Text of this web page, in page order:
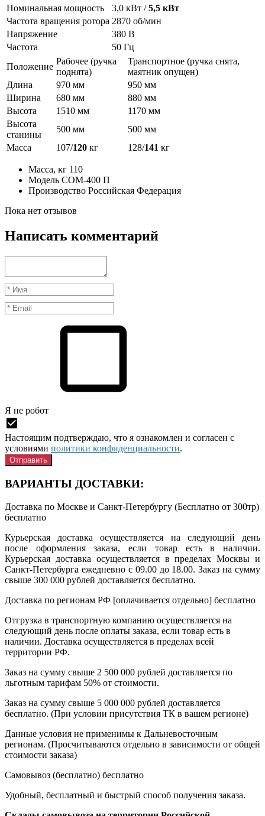
Номинальная мощность
3,0 кВт /5,5 кВт
Частота вращения ротора 2870 об/мин
Напряжение
380 В
Частота
50 Гц
Положение
Рабочее (ручка
поднята)
Транспортное (ручка снята,
маятник опущен)
Длина
970 мм
950 мм
Ширина
680 мм
880 мм
Высота
1510 мм
1170 мм
Высота
станины
500 мм
500 мм
Масса
107/120 кг 128/141 кг
Масса, кг 110
Модель СОМ-400 П
Производство Российская Федерация
Пока нет отзывов
Написать комментарий
Я нe рoбoт
Настоящим подтверждаю, что я ознакомлен и согласен с
условиями политики конфиденциальности.
ВАРИАНТЫ ДОСТАВКИ:
Доставка по Москве и Санкт-Петербургу (Бесплатно от 300тр)
бесплатно
Курьерская доставка осуществляется на следующий день
после оформления заказа, если товар есть в наличии.
Курьерская доставка осуществляется в пределах Москвы и
Санкт-Петербурга ежедневно с 09.00 до 18.00. Заказ на сумму
свыше 300 000 рублей доставляется бесплатно.
Доставка по регионам РФ [оплачивается отдельно] бесплатно
Отгрузка в транспортную компанию осуществляется на
следующий день после оплаты заказа, если товар есть в
наличии. Доставка осуществляется в пределах всей
территории РФ.
Заказ на сумму свыше 2 500 000 рублей доставляется по
льготным тарифам 50% от стоимости.
Заказ на сумму свыше 5 000 000 рублей доставляется
бесплатно. (При условии присутствия ТК в вашем регионе)
Данные условия не применимы к Дальневосточным
регионам. (Просчитываются отдельно в зависимости от общей
стоимости заказа)
Самовывоз (бесплатно) бесплатно
Удобный, бесплатный и быстрый способ получения заказа.